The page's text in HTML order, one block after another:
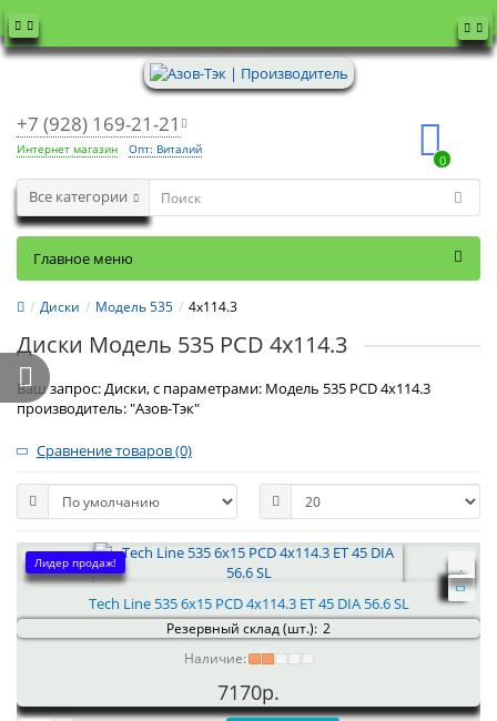
+7 (928) 169-21-21
Интернет магазин Опт: Виталий
0
Все категории
Главное меню
Диски Модель 535 4x114.3
Диски Модель 535 PCD 4x114.3
Ваш запрос: Диски, с параметрами: Модель 535 PCD 4x114.3
производитель: "Азов-Тэк"
Сравнение товаров (0)
Лидер продаж!
Tech Line 535 6x15 PCD 4x114.3 ET 45 DIA 56.6 SL
Резервный склад (шт.): 2
Наличие:
7170р.